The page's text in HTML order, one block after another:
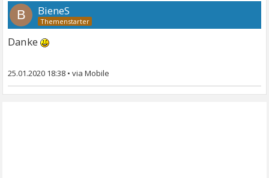
B BieneS
Danke
25.01.2020 18:38 •